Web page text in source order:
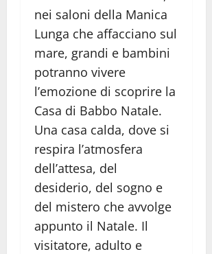
nei saloni della Manica
Lunga che affacciano sul
mare, grandi e bambini
potranno vivere
l’emozione di scoprire la
Casa di Babbo Natale.
Una casa calda, dove si
respira l’atmosfera
dell’attesa, del
desiderio, del sogno e
del mistero che avvolge
appunto il Natale. Il
visitatore, adulto e